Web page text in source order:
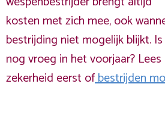
kosten met zich mee, ook
bestrijding niet mogelijk blijkt.
nog vroeg in het voorjaar?
zekerheid eerst ofbestrijden